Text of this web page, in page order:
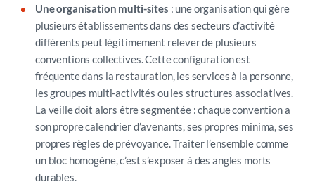
Une organisation multi-sites : une organisation qui gère
plusieurs établissements dans des secteurs d’activité
différents peut légitimement relever de plusieurs
conventions collectives. Cette configuration est
fréquente dans la restauration, les services à la personne,
les groupes multi-activités ou les structures associatives.
La veille doit alors être segmentée : chaque convention a
son propre calendrier d’avenants, ses propres minima, ses
propres règles de prévoyance.Traiter l’ensemble comme
un bloc homogène, c’ests’exposer à des angles morts
durables.